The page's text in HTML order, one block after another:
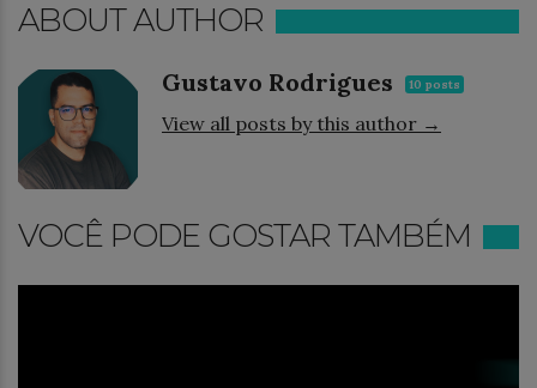
ABOUT AUTHOR
Gustavo Rodrigues 10 posts
View all posts by this author →
VOCÊ PODE GOSTAR TAMBÉM